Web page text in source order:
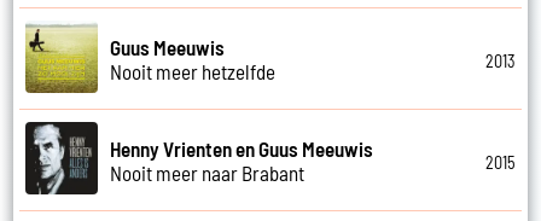
Guus Meeuwis
Nooit meer hetzelfde
2013
Henny Vrienten en Guus Meeuwis
Nooit meer naar Brabant
2015